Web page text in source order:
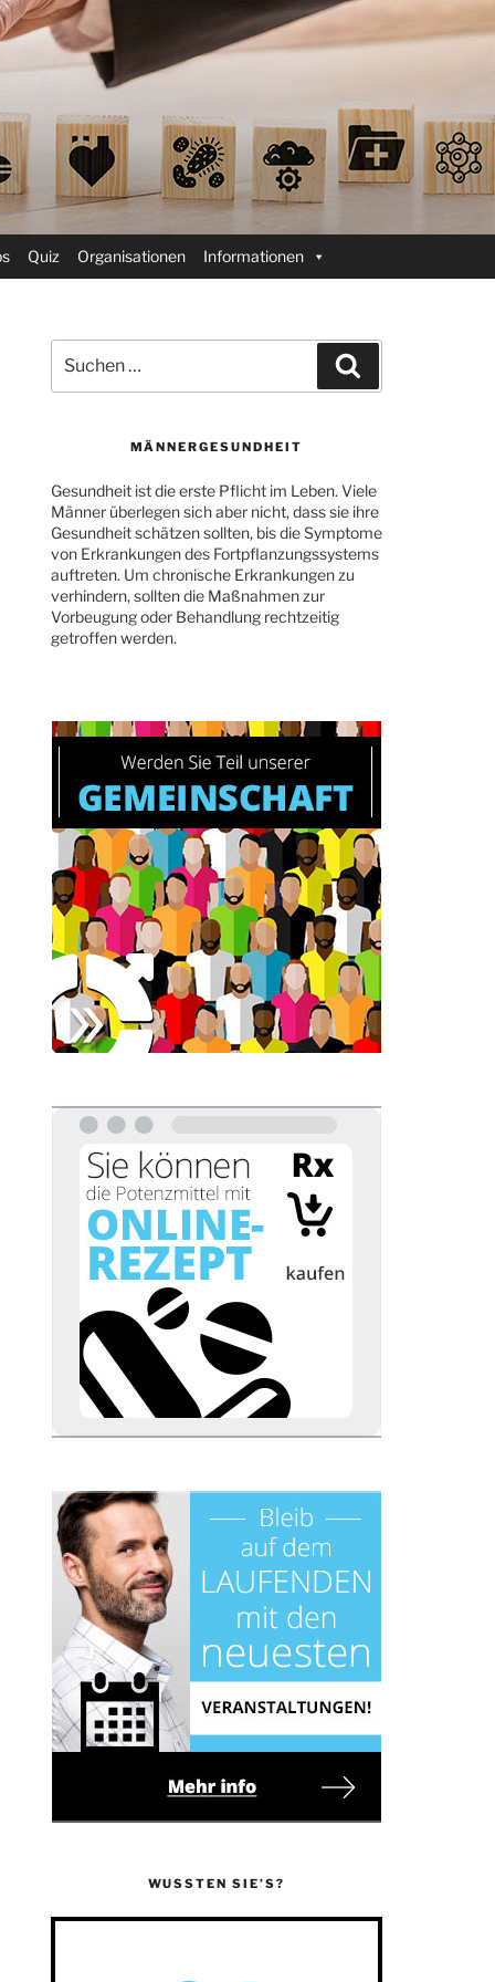
Quiz Organisationen Informationen
MÄNNERGESUNDHEIT
Gesundheit ist die erste Pflicht im Leben. Viele
Männer überlegen sich aber nicht, dass sie ihre
Gesundheit schätzen sollten, bis die Symptome
von Erkrankungen des Fortpflanzungssystems
auftreten. Um chronische Erkrankungen zu
verhindern, sollten die Maßnahmen zur
Vorbeugung oder Behandlung rechtzeitig
getroffen werden.
WUSSTEN SIE’S?